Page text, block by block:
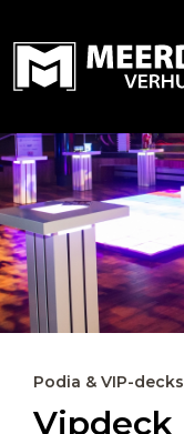
Podia & VIP-decks
Vipdeck